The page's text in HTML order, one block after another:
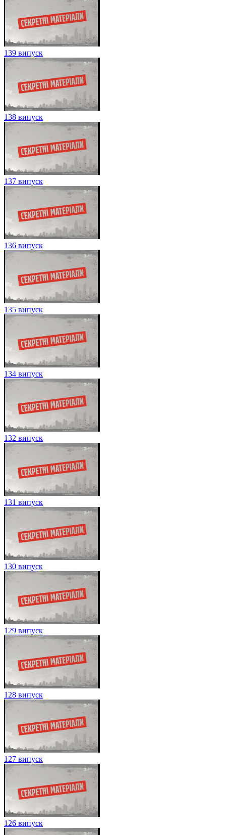
139 випуск
138 випуск
137 випуск
136 випуск
135 випуск
134 випуск
132 випуск
131 випуск
130 випуск
129 випуск
128 випуск
127 випуск
126 випуск